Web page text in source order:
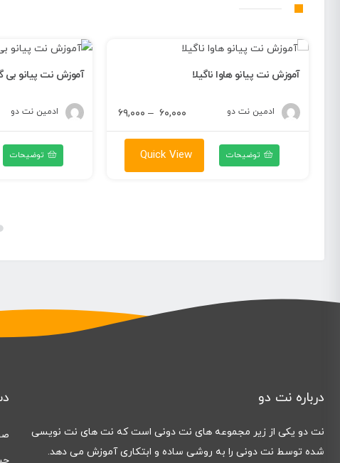
محدوده
۶۰,۰۰۰ تومان
آموزش نت پیانو هاوا ناگیلا
ادمین نت دو ۶۰,۰۰۰ – ۶۹,۰۰۰
محدوده
قیمت:
۶۰,۰۰۰ تومان
توضیحات Quick View
آموزش نت پیانو بی
ادمین نت دو
توضیحات
درباره نت دو
نت دو یکی از زیر مجموعه های نت دونی است که نت های نت نویسی
شده توسط نت دونی را به روشی ساده و ابتکاری آموزش می دهد.